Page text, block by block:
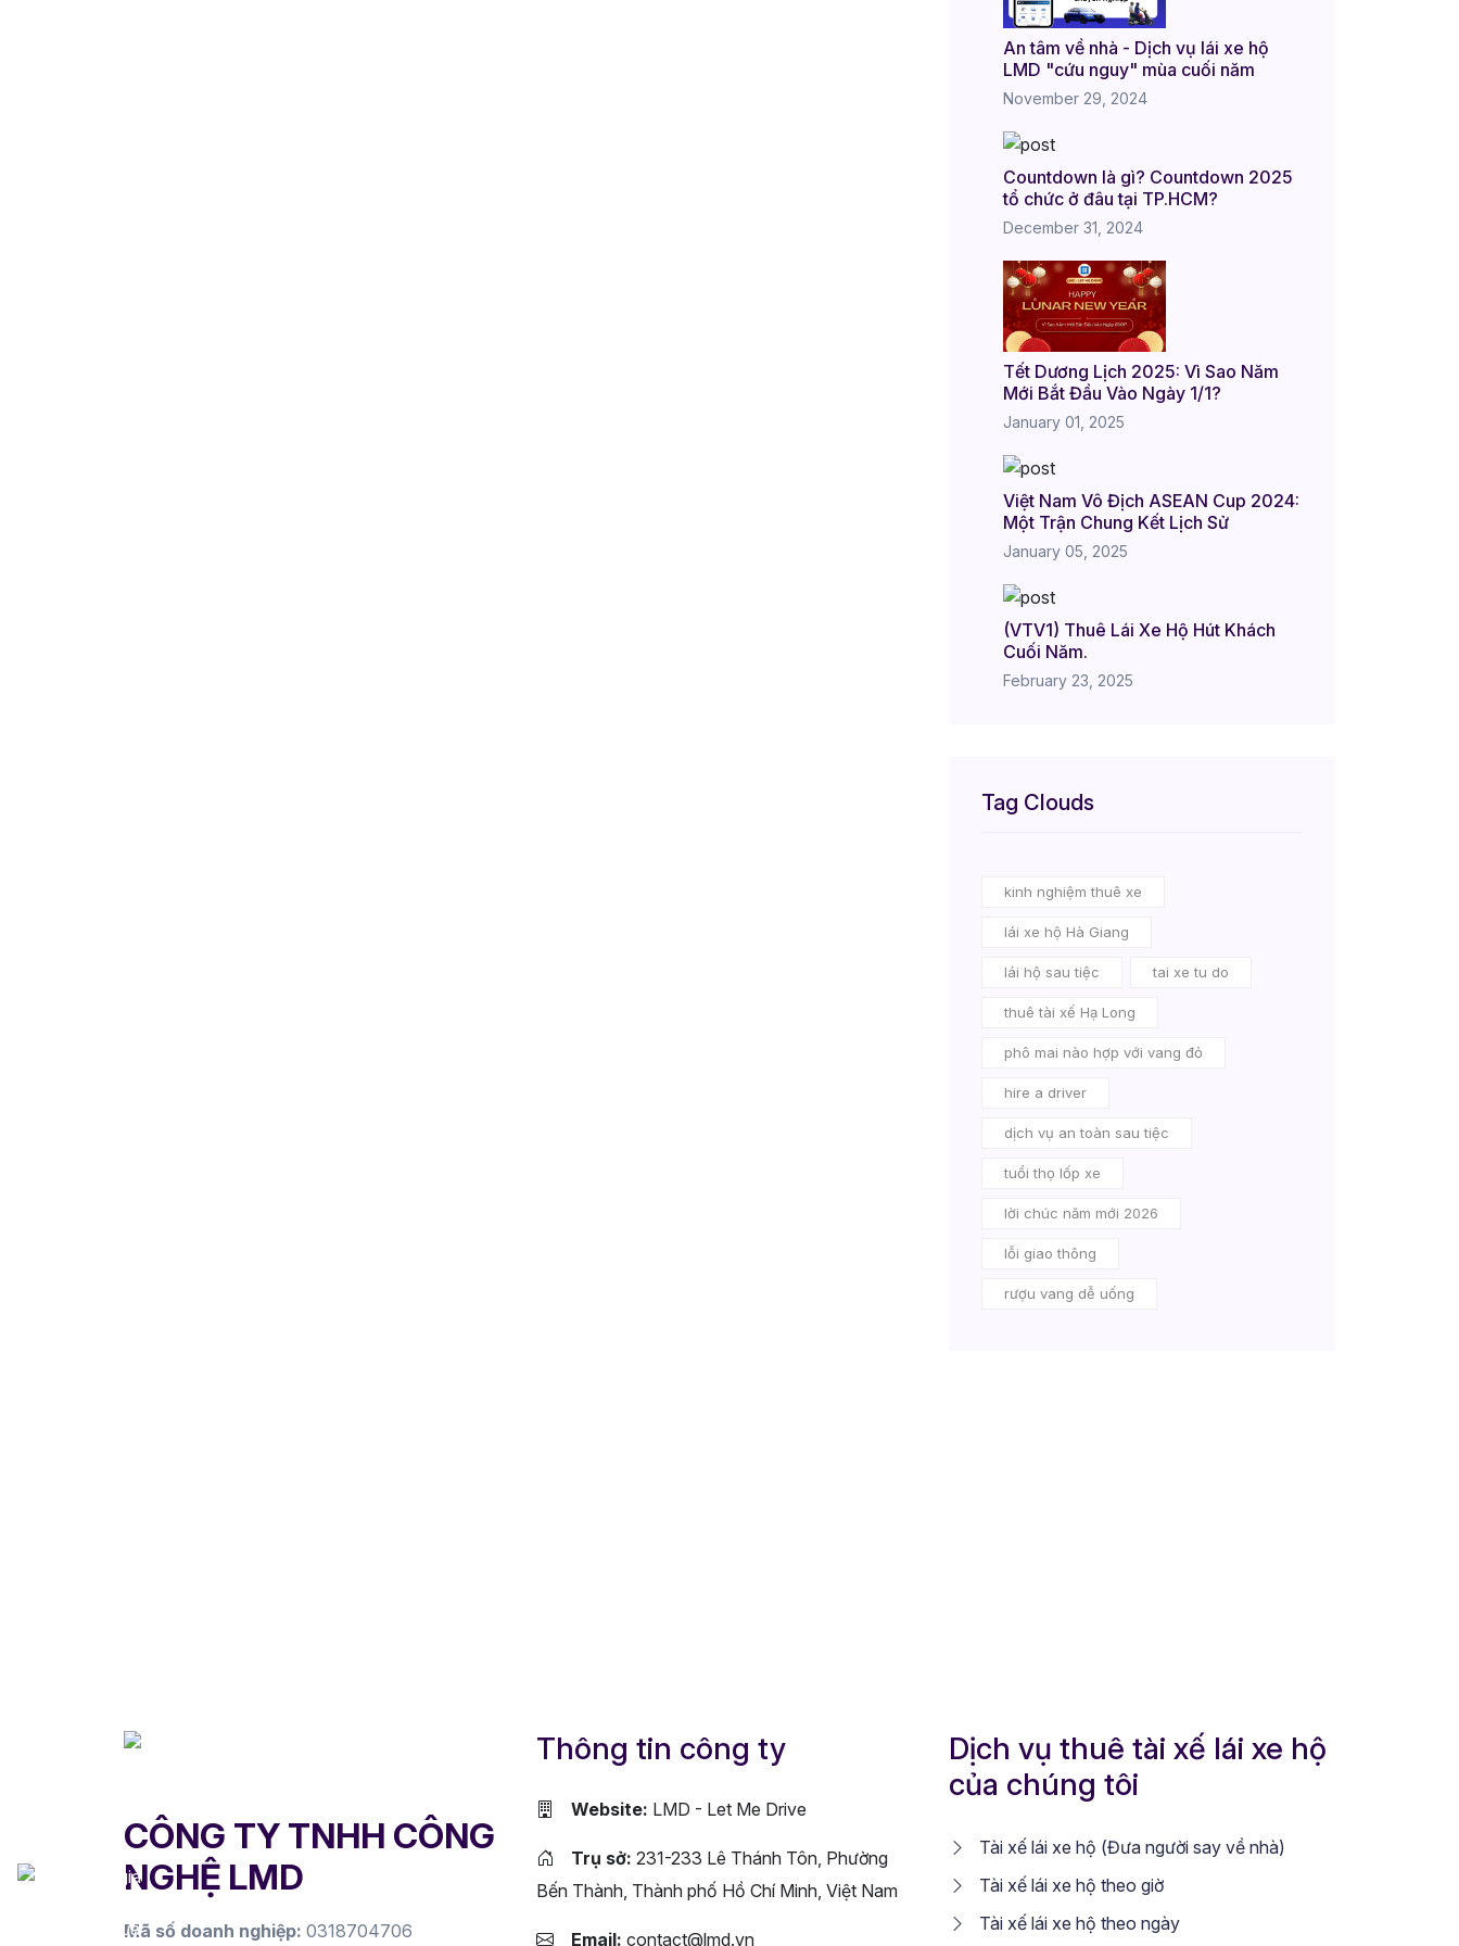
An tâm về nhà - Dịch vụ lái xe hộ
LMD "cứu nguy" mùa cuối năm
November 29, 2024
Countdown là gì? Countdown 2025
tổ chức ở đâu tại TP.HCM?
December 31, 2024
Tết Dương Lịch 2025: Vì Sao Năm
Mới Bắt Đầu Vào Ngày 1/1?
January 01, 2025
Việt Nam Vô Địch ASEAN Cup 2024:
Một Trận Chung Kết Lịch Sử
January 05, 2025
(VTV1) Thuê Lái Xe Hộ Hút Khách
Cuối Năm.
February 23, 2025
Tag Clouds
kinh nghiệm thuê xe
lái xe hộ Hà Giang
lái hộ sau tiệc tai xe tu do
thuê tài xế Hạ Long
phô mai nào hợp với vang đỏ
hire a driver
dịch vụ an toàn sau tiệc
tuổi thọ lốp xe
lời chúc năm mới 2026
lỗi giao thông
rượu vang dễ uống
CÔNG TY TNHH CÔNG
NGHỆ LMD
Mã số doanh nghiệp: 0318704706
Thông tin công ty
Website: LMD - Let Me Drive
Trụ sở: 231-233 Lê Thánh Tôn, Phường
Bến Thành, Thành phố Hồ Chí Minh, Việt Nam
Email: contact@lmd.vn
Dịch vụ thuê tài xế lái xe hộ
của chúng tôi
Tài xế lái xe hộ (Đưa người say về nhà)
Tài xế lái xe hộ theo giờ
Tài xế lái xe hộ theo ngày